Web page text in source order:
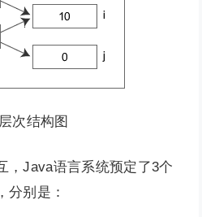
次结构图
，Java语言系统预定了3个
分别是：